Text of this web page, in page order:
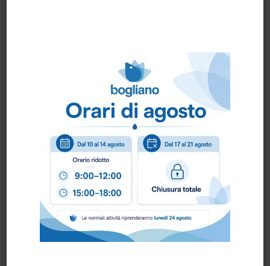
Come ordinare?
Puoi ordinare chiamando al 0172 478161oppure
scrivendo una mail a info@bogliano.it.
Per ogni informazione siamo a disposizione.